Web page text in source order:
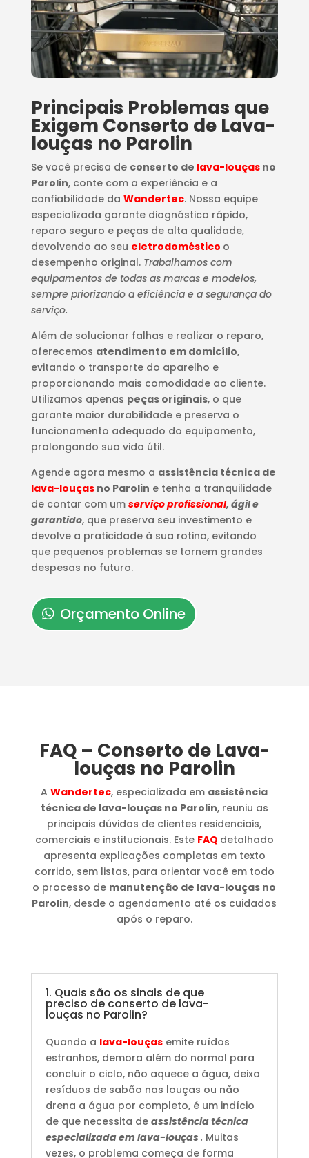
Principais Problemas que
Exigem Conserto de Lava-
louças no Parolin
Se você precisa de conserto de lava-louçasno
Parolin, conte com a experiência e a
confiabilidade da Wandertec. Nossa equipe
especializada garante diagnóstico rápido,
reparo seguro e peças de alta qualidade,
devolvendo ao seu eletrodoméstico o
desempenho original. Trabalhamos com
equipamentos de todas as marcas e modelos,
sempre priorizando a eficiência e a segurança do
serviço.
Além de solucionar falhas e realizar o reparo,
oferecemos atendimento em domicílio,
evitando o transporte do aparelho e
proporcionando mais comodidade ao cliente.
Utilizamos apenas peças originais, o que
garante maior durabilidade e preserva o
funcionamento adequado do equipamento,
prolongando sua vida útil.
Agende agora mesmo a assistência técnica de
lava-louçasno Parolin e tenha a tranquilidade
de contar com um serviço profissional, ágil e
garantido, que preserva seu investimento e
devolve a praticidade à sua rotina, evitando
que pequenos problemas se tornem grandes
despesas no futuro.
Orçamento Online
FAQ – Conserto de Lava-
louças no Parolin
AWandertec, especializada em assistência
técnica de lava-louças no Parolin, reuniu as
principais dúvidas de clientes residenciais,
comerciais e institucionais. Este FAQ detalhado
apresenta explicações completas em texto
corrido, sem listas, para orientar você em todo
o processo de manutenção de lava-louças no
Parolin, desde o agendamento até os cuidados
após o reparo.
1. Quais são os sinais de que
preciso de conserto de lava-
louças no Parolin?
Quando a lava-louçasemite ruídos
estranhos, demora além do normal para
concluir o ciclo, não aquece a água, deixa
resíduos de sabão nas louças ou não
drena a água por completo, é um indício
de que necessita de assistência técnica
especializada em lava-louças . Muitas
vezes, o problema começa de forma